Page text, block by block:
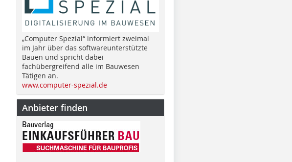
„Computer Spezial“ informiert zweimal
im Jahr über das softwareunterstützte
Bauen und spricht dabei
fachübergreifend alle im Bauwesen
Tätigen an.
www.computer-spezial.de
Anbieter finden